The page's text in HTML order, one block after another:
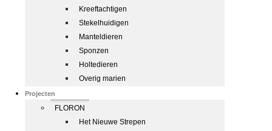
Kreeftachtigen
Stekelhuidigen
Manteldieren
Sponzen
Holtedieren
Overig marien
Projecten
FLORON
Het Nieuwe Strepen